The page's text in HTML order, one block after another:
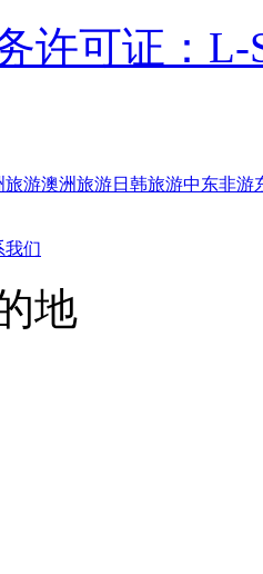
许可证：L-
旅游澳洲旅游日韩旅游中东非游
我们
地